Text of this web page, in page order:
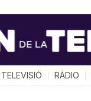
TELEVISIÓ RÀDIO